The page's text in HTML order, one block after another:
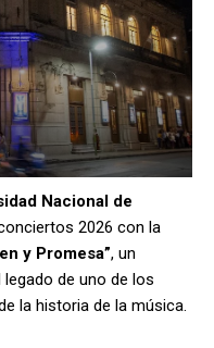
Nacional de
2026 con la
y Promesa”, un
de uno de los
la historia de la música.